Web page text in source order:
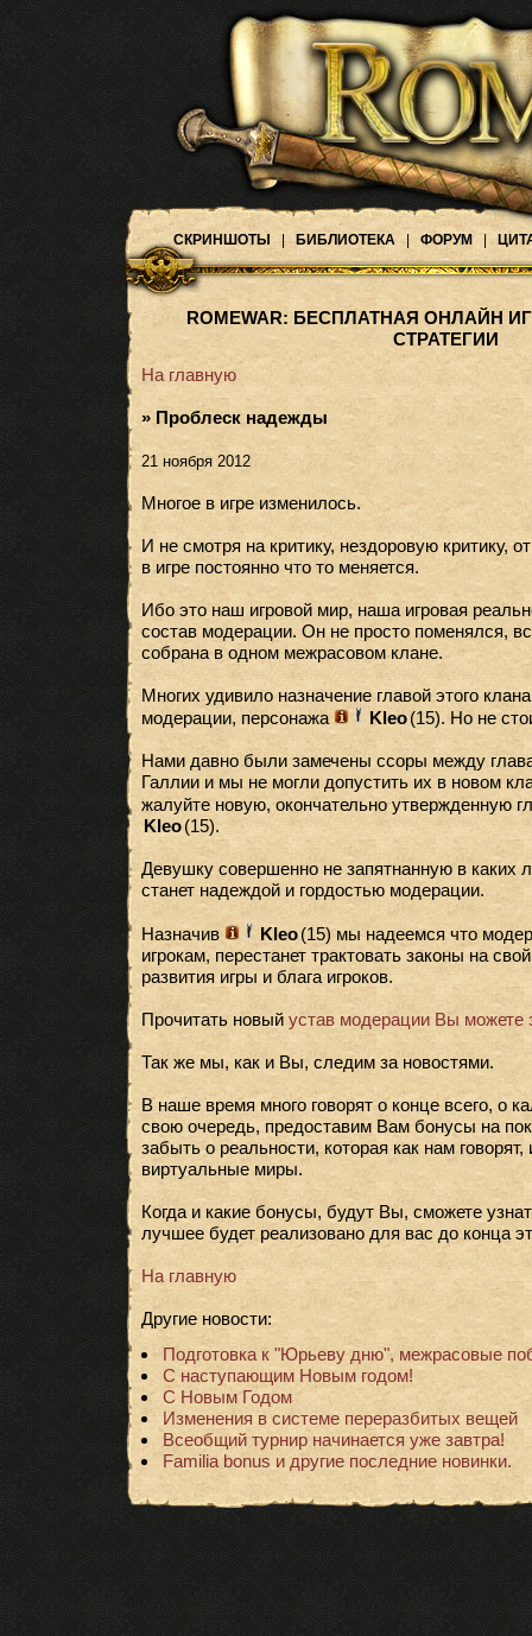
СКРИНШОТЫ БИБЛИОТЕКА ФОРУМ
ROMEWAR: БЕСПЛАТНАЯ ОНЛАЙН
СТРАТЕГИИ
На главную
» Проблеск надежды
21 ноября 2012
Многое в игре изменилось.
И не смотря на критику, нездоровую критику,
в игре постоянно что то меняется.
Ибо это наш игровой мир, наша игровая
состав модерации. Он не просто поменялся,
собрана в одном межрасовом клане.
Многих удивило назначение главой этого
модерации, персонажа
Kleo (15). Но не
Нами давно были замечены ссоры между
Галлии и мы не могли допустить их в новом
жалуйте новую, окончательно утвержденную
Kleo (15).
Девушку совершенно не запятнанную в каких
станет надеждой и гордостью модерации.
Назначив Kleo (15)мы надеемся что
игрокам, перестанет трактовать законы на
развития игры и блага игроков.
Прочитать новый устав модерации Вы можете
Так же мы, как и Вы, следим за новостями.
В наше время много говорят о конце всего, о
свою очередь, предоставим Вам бонусы на
забыть о реальности, которая как нам говорят,
виртуальные миры.
Когда и какие бонусы, будут Вы, сможете
лучшее будет реализовано для вас до конца
На главную
Другие новости:
Подготовка к "Юрьеву дню", межрасовые
С наступающим Новым годом!
С Новым Годом
Изменения в системе переразбитых вещей
Всеобщий турнир начинается уже завтра!
Familia bonus и другие последние новинки.